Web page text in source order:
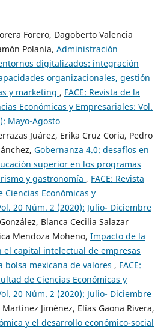
Forero, Dagoberto Valencia
Polanía, Administración
digitalizados: integración
organizacionales, gestión
y marketing , FACE: Revista de la
Económicas y Empresariales: Vol.
Mayo-Agosto
Juárez, Erika Cruz Coria, Pedro
Gobernanza 4.0: desafíos en
superior en los programas
y gastronomía , FACE: Revista
Ciencias Económicas y
20 Núm. 2 (2020): Julio- Diciembre
Blanca Cecilia Salazar
Mendoza Moheno, Impacto de la
el capital intelectual de empresas
bolsa mexicana de valores , FACE:
de Ciencias Económicas y
20 Núm. 2 (2020): Julio- Diciembre
Jiménez, Elías Gaona Rivera,
y el desarrollo económico-social